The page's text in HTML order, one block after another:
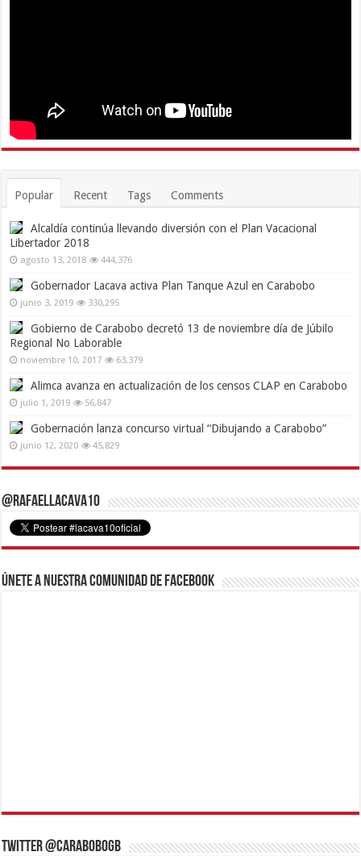
Popular Recent Tags Comments
Alcaldía continúa llevando diversión con el Plan Vacacional
Libertador 2018
agosto 13, 2018 444,376
Gobernador Lacava activa Plan Tanque Azul en Carabobo
junio 3, 2019 330,295
Gobierno de Carabobo decretó 13 de noviembre día de Júbilo
Regional No Laborable
noviembre 10, 2017 63,379
Alimca avanza en actualización de los censos CLAP en Carabobo
julio 1, 2019 56,847
Gobernación lanza concurso virtual “Dibujando a Carabobo”
junio 12, 2020 45,829
@RafaelLacava10
Únete a nuestra comunidad de Facebook
Twitter @CaraboboGB